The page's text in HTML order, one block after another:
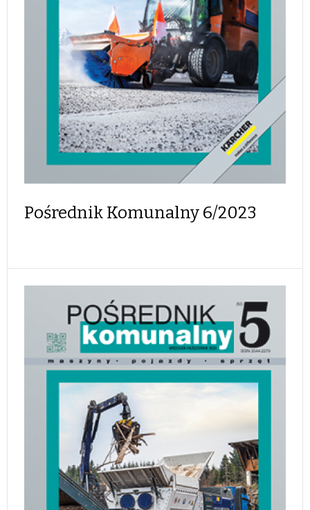
Pośrednik Komunalny 6/2023